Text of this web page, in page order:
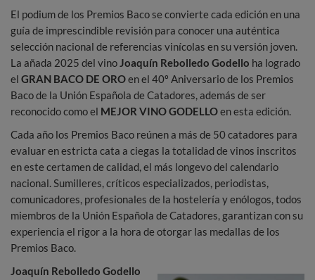
El podium de los Premios Baco se convierte cada edición en una
guía de imprescindible revisión para conocer una auténtica
selección nacional de referencias vinícolas en su versión joven.
La añada 2025 del vinoJoaquín Rebolledo Godello ha logrado
el GRAN BACO DE OROen el 40º Aniversario de los Premios
Baco de la Unión Española de Catadores, además de ser
reconocido como el MEJOR VINO GODELLOen esta edición.
Cada año los Premios Baco reúnen a más de 50 catadores para
evaluar en estricta cata a ciegas la totalidad de vinos inscritos
en este certamen de calidad, el más longevo del calendario
nacional. Sumilleres, críticos especializados, periodistas,
comunicadores, profesionales de la hostelería y enólogos, todos
miembros de la Unión Española de Catadores, garantizan con su
experiencia el rigor a la hora de otorgar las medallas de los
Premios Baco.
Joaquín Rebolledo Godello